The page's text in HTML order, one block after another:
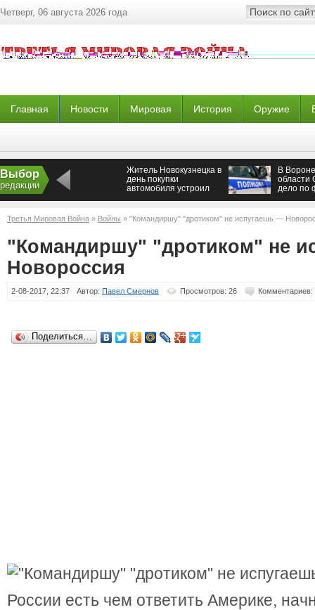
Четверг, 06 августа 2026 года
Главная Новости Мировая История Оружие
Выбор
редакции
Житель Новокузнецка в
день покупки
автомобиля устроил
В
области
дело по
Третья Мировая Война » Войны » "Командиршу" "дротиком" не испугаешь —
"Командиршу" "дротиком" не
Новороссия
2-08-2017, 22:37 Автор: Павел Смернов Просмотров: 26 Комментариев:
Поделиться…
России есть чем ответить Америке,